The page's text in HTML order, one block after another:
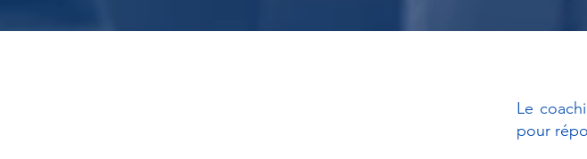
Le
pour